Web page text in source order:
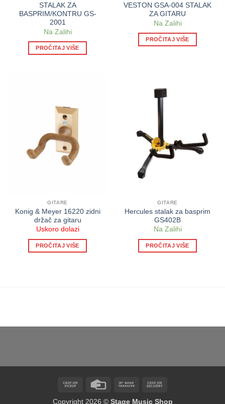
STALAK ZA
BASPRIM/KONTRU GS-
2001
Na Zalihi
PROČITAJ VIŠE
VESTON GSA-004 STALAK
ZA GITARU
Na Zalihi
PROČITAJ VIŠE
GITARE
Konig & Meyer 16220 zidni
držač za gitaru
Uskoro dolazi
PROČITAJ VIŠE
GITARE
Hercules stalak za basprim
GS402B
Na Zalihi
PROČITAJ VIŠE
Cash
Credit
Bank
Copyright 2026 © Stage Music Shop